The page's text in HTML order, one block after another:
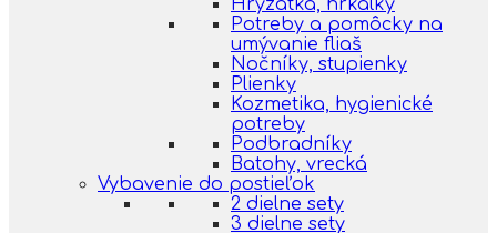
Hryzátka, hrkálky
Potreby a pomôcky na
umývanie fliaš
Nočníky, stupienky
Plienky
Kozmetika, hygienické
potreby
Podbradníky
Batohy, vrecká
Vybavenie do postieľok
2 dielne sety
3 dielne sety